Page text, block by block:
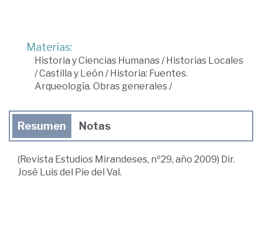
Materias:
Historia y Ciencias Humanas/Historias Locales
/Castilla y León /Historia: Fuentes.
Arqueología. Obras generales/
Resumen Notas
(Revista Estudios Mirandeses, nº29, año 2009) Dir.
José Luis del Pie del Val.